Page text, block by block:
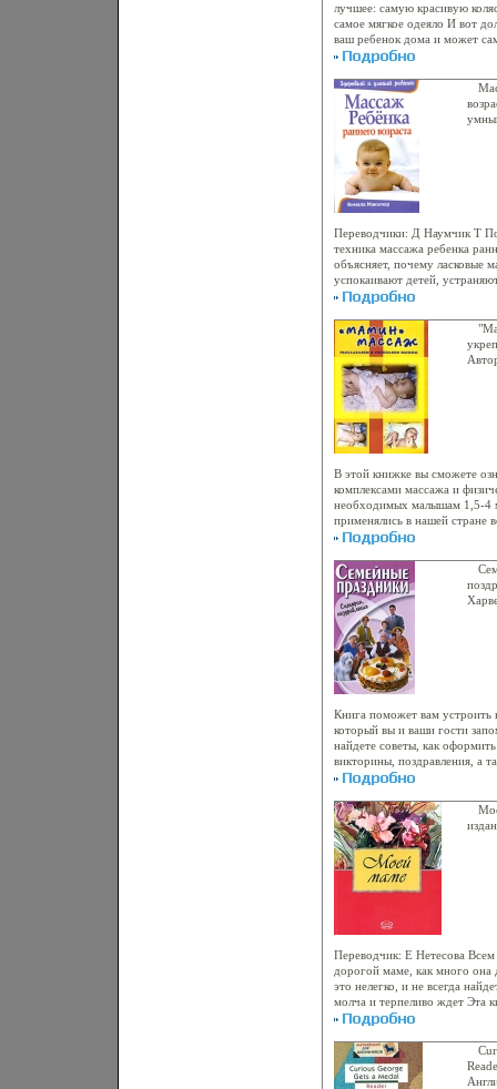
лучшее: самую красивую
самое мягкое одеяло И вот
ваш ребенок дома и может
аыяншзаботливы его мама и
за внешним они забыли о
полноценном развитии
прекрасно Тогда наша
том, как помочь ребенку
подвижнее, а если врачи
"врожденной патологии", у
помощью которых вы
на следующем году жизни
Переводчики: Д Наумчик Т
техника массажа ребенка
объясняет, почему ласковые
успокаивают детей,
рассаыяовлабляют,
состояния Для широкого
Макклар Vimala McClure.
В этой книжке вы сможете
комплексами массажа и
необходимых малышам 1,5-4
применялись в нашей стране
х гаыяододов прошлого
упражнений входят в состав
вас могут познакомить в
поликлиники Разница в том,
составляются исходя из
индивидуальной методики
специалиста, тогда как
книжке является неизменным
малышами Автор Лидия
Книга поможет вам устроить
который вы и ваши гости
найдете советы, как
викторины, поздравления, а
различныаыяойх семейных
(составитель, автор).
Переводчик: Е Нетесова Всем
дорогой маме, как много она
это нелегко, и не всегда
молча и терпеливо ждет Эта
поговорить с ней иначе,
Предложите ей его в честь
в погожий день - мама того
Мария Риба Lidia Maria Riba.